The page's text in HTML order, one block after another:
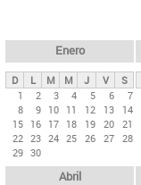
ds
p
n
Enero
D L M M J V
S
1
2 3 4 5 6
7
8
9 10 11 12 13
14
15 16 17 18 19 20 21
22 23 24 25 26 27 28
29 30
Abril